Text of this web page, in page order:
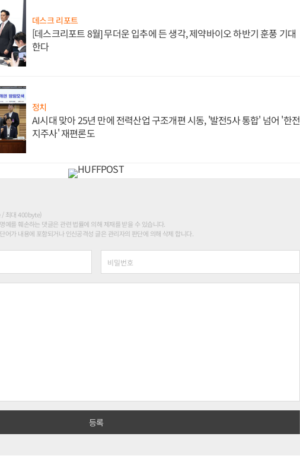
데스크 리포트
[데스크리포트 8월] 무더운 입추에 든 생각, 제약바이오 하반기 훈풍 기대
한다
정치
AI시대 맞아 25년 만에 전력산업 구조개편 시동, '발전5사 통합' 넘어 '한전
지주사' 재편론도
/ 최대 400byte)
예를 훼손하는 댓글은 관련 법률에 의해 제재를 받을 수 있습니다.
어가 내용에 포함되거나 인신공격성 글은 관리자의 판단에 의해 삭제 합니다.